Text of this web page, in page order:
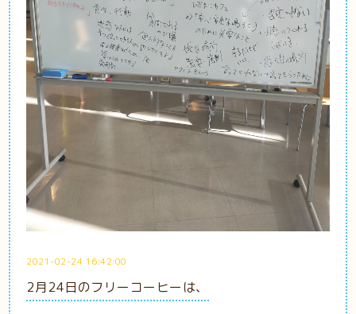
2021-02-24 16:42:00
2月24日のフリーコーヒーは、